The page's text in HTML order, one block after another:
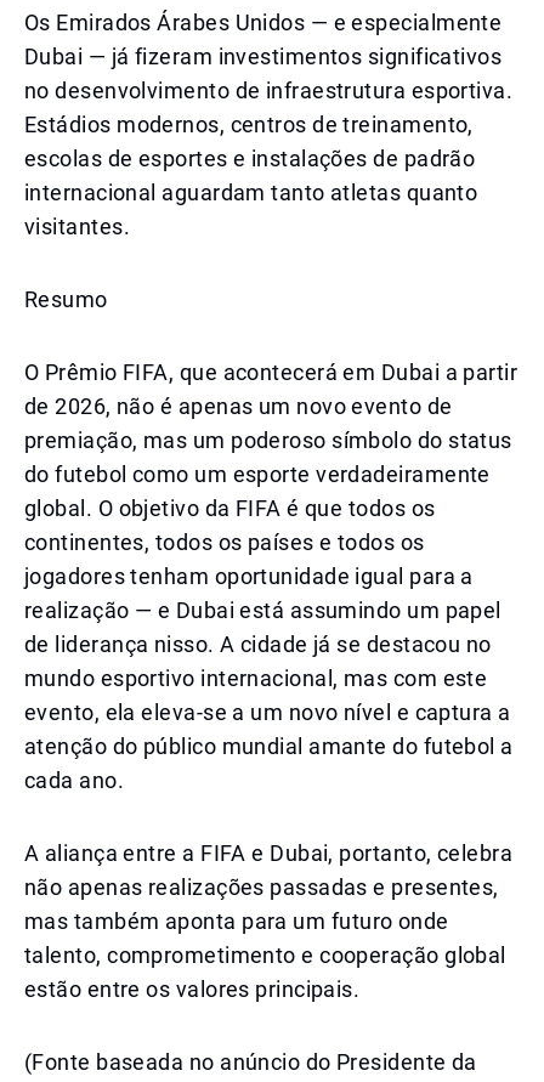
Os Emirados Árabes Unidos — e especialmente
Dubai — já fizeram investimentos significativos
no desenvolvimento de infraestrutura esportiva.
Estádios modernos, centros de treinamento,
escolas de esportes e instalações de padrão
internacional aguardam tanto atletas quanto
visitantes.
Resumo
O Prêmio FIFA, que acontecerá em Dubai a partir
de 2026, não é apenas um novo evento de
premiação, mas um poderoso símbolo do status
do futebol como um esporte verdadeiramente
global. O objetivo da FIFA é que todos os
continentes, todos os países e todos os
jogadores tenham oportunidade igual para a
realização — e Dubai está assumindo um papel
de liderança nisso. A cidade já se destacou no
mundo esportivo internacional, mas com este
evento, ela eleva-se a um novo nível e captura a
atenção do público mundial amante do futebol a
cada ano.
A aliança entre a FIFA e Dubai, portanto, celebra
não apenas realizações passadas e presentes,
mas também aponta para um futuro onde
talento, comprometimento e cooperação global
estão entre os valores principais.
(Fonte baseada no anúncio do Presidente da